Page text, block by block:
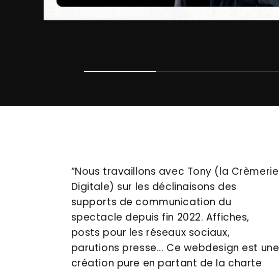
“Nous travaillons avec Tony (la Crèmerie
Digitale) sur les déclinaisons des
supports de communication du
spectacle depuis fin 2022. Affiches,
posts pour les réseaux sociaux,
parutions presse... Ce webdesign est une
création pure en partant de la charte